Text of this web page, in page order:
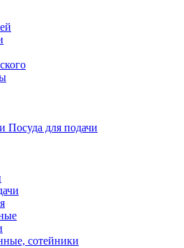
Посуда для подачи
сотейники